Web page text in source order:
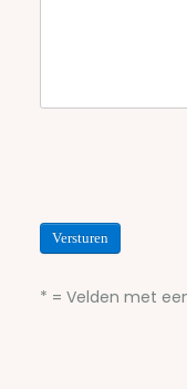
Versturen
* = Velden met